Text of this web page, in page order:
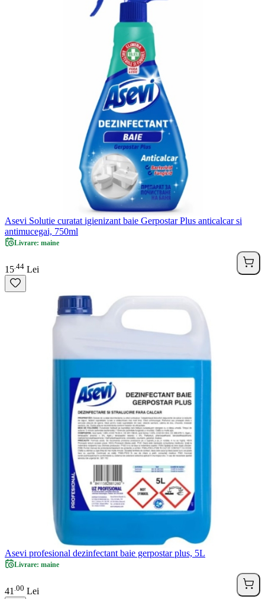
Asevi Solutie curatat igienizant baie Gerpostar Plus anticalcar si
antimucegai, 750ml
Livrare: maine
15 44 Lei
Asevi profesional dezinfectant baie gerpostar plus, 5L
Livrare: maine
41 00 Lei